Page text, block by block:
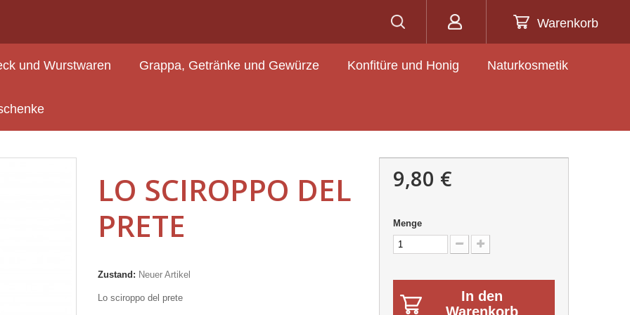
Warenkorb
und Wurstwaren Grappa, Getränke und Gewürze Konfitüre und Honig Naturkosmetik
Honig
LO SCIROPPO DEL
PRETE
Zustand: Neuer Artikel
Lo sciroppo del prete
9,80 €
Menge
In den
Warenkorb